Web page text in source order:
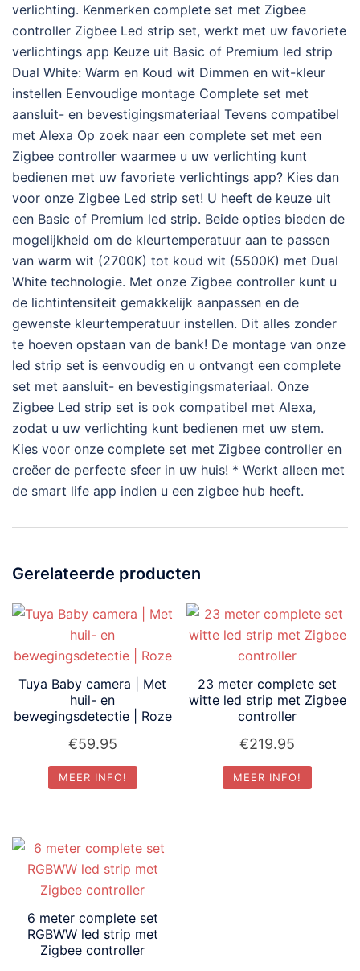
verlichting. Kenmerken complete set met Zigbee
controller Zigbee Led strip set, werkt met uw favoriete
verlichtings app Keuze uit Basic of Premium led strip
Dual White: Warm en Koud wit Dimmen en wit-kleur
instellen Eenvoudige montage Complete set met
aansluit- en bevestigingsmateriaal Tevens compatibel
met Alexa Op zoek naar een complete set met een
Zigbee controller waarmee u uw verlichting kunt
bedienen met uw favoriete verlichtings app? Kies dan
voor onze Zigbee Led strip set! U heeft de keuze uit
een Basic of Premium led strip. Beide opties bieden de
mogelijkheid om de kleurtemperatuur aan te passen
van warm wit (2700K) tot koud wit (5500K) met Dual
White technologie. Met onze Zigbee controller kunt u
de lichtintensiteit gemakkelijk aanpassen en de
gewenste kleurtemperatuur instellen. Dit alles zonder
te hoeven opstaan van de bank! De montage van onze
led strip set is eenvoudig en u ontvangt een complete
set met aansluit- en bevestigingsmateriaal. Onze
Zigbee Led strip set is ook compatibel met Alexa,
zodat u uw verlichting kunt bedienen met uw stem.
Kies voor onze complete set met Zigbee controller en
creëer de perfecte sfeer in uw huis! * Werkt alleen met
de smart life app indien u een zigbee hub heeft.
Gerelateerde producten
Tuya Baby camera | Met
huil- en
bewegingsdetectie | Roze
€59.95
MEER INFO!
23 meter complete set
witte led strip met Zigbee
controller
€219.95
MEER INFO!
6 meter complete set
RGBWW led strip met
Zigbee controller